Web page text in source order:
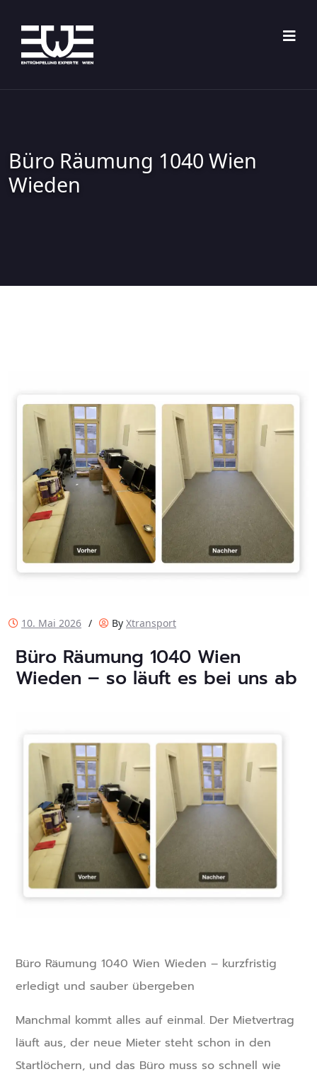
Büro Räumung 1040 Wien
Wieden
10. Mai 2026 / By Xtransport
Büro Räumung 1040 Wien
Wieden – so läuft es bei uns ab
Büro Räumung 1040 Wien Wieden – kurzfristig
erledigt und sauber übergeben
Manchmal kommt alles auf einmal. Der Mietvertrag
läuft aus, der neue Mieter steht schon in den
Startlöchern, und das Büro muss so schnell wie